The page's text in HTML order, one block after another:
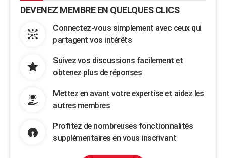
DEVENEZ MEMBRE EN QUELQUES CLICS
Connectez-vous simplement avec ceux qui
partagent vos intérêts
Suivez vos discussions facilement et
obtenez plus de réponses
Mettez en avant votre expertise et aidez les
autres membres
Profitez de nombreuses fonctionnalités
supplémentaires en vous inscrivant